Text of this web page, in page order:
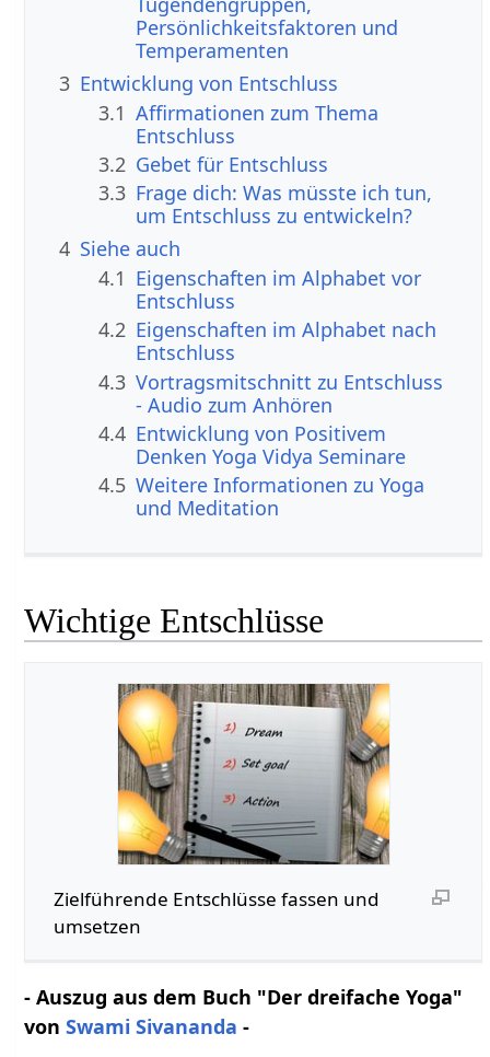
Persönlichkeitsfaktoren und
Temperamenten
3 Entwicklung von Entschluss
3.1 Affirmationen zum Thema
Entschluss
3.2 Gebet für Entschluss
3.3 Frage dich: Was müsste ich tun,
um Entschluss zu entwickeln?
4 Siehe auch
4.1 Eigenschaften im Alphabet vor
Entschluss
4.2 Eigenschaften im Alphabet nach
Entschluss
4.3 Vortragsmitschnitt zu Entschluss
- Audio zum Anhören
4.4 Entwicklung von Positivem
Denken Yoga Vidya Seminare
4.5 Weitere Informationen zu Yoga
und Meditation
Wichtige Entschlüsse
Zielführende Entschlüsse fassen und
umsetzen
- Auszug aus dem Buch "Der dreifache Yoga"
vonSwami Sivananda -